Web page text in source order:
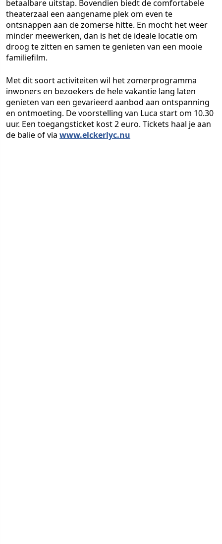
betaalbare uitstap. Bovendien biedt de comfortabele
theaterzaal een aangename plek om even te
ontsnappen aan de zomerse hitte. En mocht het weer
minder meewerken, dan is het de ideale locatie om
droog te zitten en samen te genieten van een mooie
familiefilm.
Met dit soort activiteiten wil het zomerprogramma
inwoners en bezoekers de hele vakantie lang laten
genieten van een gevarieerd aanbod aan ontspanning
en ontmoeting. De voorstelling van Luca start om 10.30
uur. Een toegangsticket kost 2 euro. Tickets haal je aan
de balie of via www.elckerlyc.nu